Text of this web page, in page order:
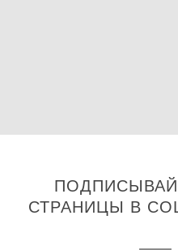
СТРАНИЦЫ В